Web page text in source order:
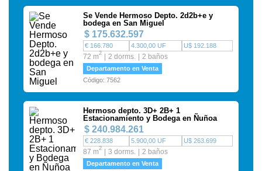
Se Vende Hermoso Depto. 2d2b+e y
bodega en San Miguel
$ 175.632.597
€ 166.780 4.300,00 UF U$ 192.188
72 m2 2 dorms. 2 baños
Departamento en Venta
Código: 7562
Hermoso depto. 3D+ 2B+ 1
Estacionamiento y Bodega en Ñuñoa
$ 240.984.261
€ 228.838 5.900,00 UF U$ 263.699
87 m2 3 dorms. 2 baños
Departamento en Venta